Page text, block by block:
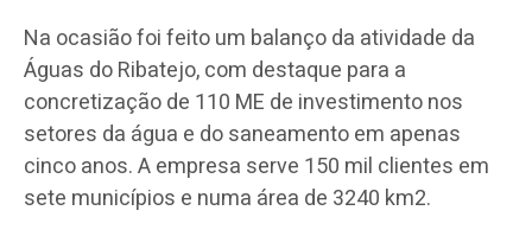
Na ocasião foi feito um balanço da atividade da
Águas do Ribatejo, com destaque para a
concretização de 110 ME de investimento nos
setores da água e do saneamento em apenas
cinco anos. A empresa serve 150 mil clientes em
sete municípios e numa área de 3240 km2.